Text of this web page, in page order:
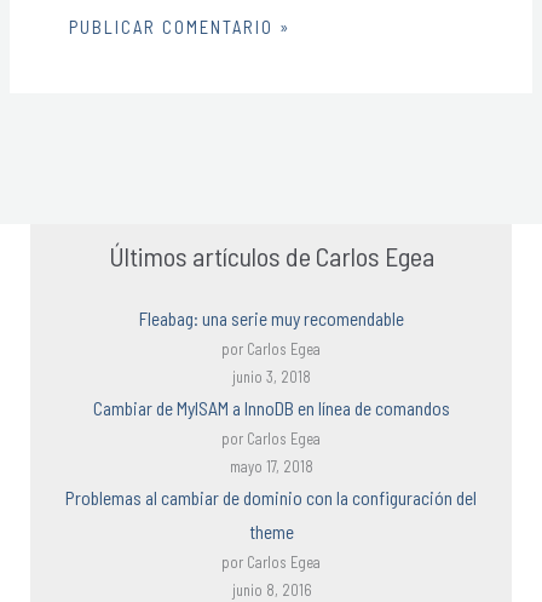
Últimos artículos de Carlos Egea
Fleabag: una serie muy recomendable
por Carlos Egea
junio 3, 2018
Cambiar de MyISAM a InnoDB en línea de comandos
por Carlos Egea
mayo 17, 2018
Problemas al cambiar de dominio con la configuración del
theme
por Carlos Egea
junio 8, 2016